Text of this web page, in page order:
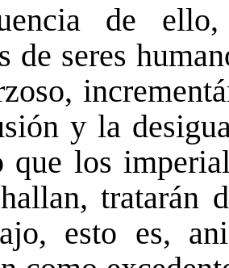
de
de seres
y la
que los
tratarán
esto es,